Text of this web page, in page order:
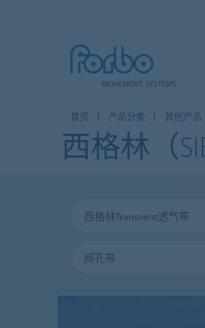
首页 产品分类 其他产品
西格林（
西格林Transvent透气带
网孔带